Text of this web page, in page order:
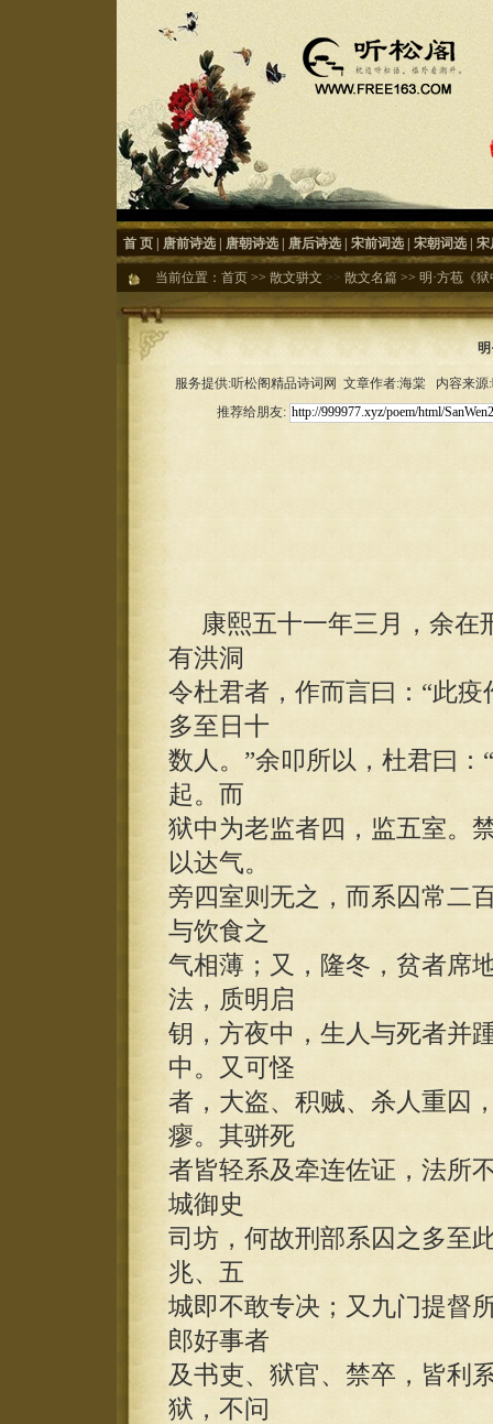
首 页 唐前诗选 唐朝诗选 唐后诗选 宋前词选 宋朝词选 宋
当前位置： 首页 >> 散文骈文 >> 散文名篇 >> 明·方苞《
明
服务提供:听松阁精品诗词网 文章作者:海棠 内容来
推荐给朋友:
康熙五十一年三月，余在
有洪洞
令杜君者，作而言曰：“此
多至日十
数人。”余叩所以，杜君曰
起。而
狱中为老监者四，监五室。
以达气。
旁四室则无之，而系囚常二
与饮食之
气相薄；又，隆冬，贫者席
法，质明启
钥，方夜中，生人与死者并
中。又可怪
者，大盗、积贼、杀人重囚
瘳。其骈死
者皆轻系及牵连佐证，法所
城御史
司坊，何故刑部系囚之多至
兆、五
城即不敢专决；又九门提督
郎好事者
及书吏、狱官、禁卒，皆利
狱，不问